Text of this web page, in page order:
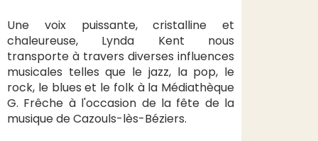
Une voix puissante, cristalline et
chaleureuse, Lynda Kent nous
transporte à travers diverses influences
musicales telles que le jazz, la pop, le
rock, le blues et le folk à la Médiathèque
G. Frêche à l'occasion de la fête de la
musique de Cazouls-lès-Béziers.